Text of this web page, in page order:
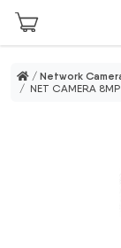
Skip to main
/ Network
/ NET CAMERA